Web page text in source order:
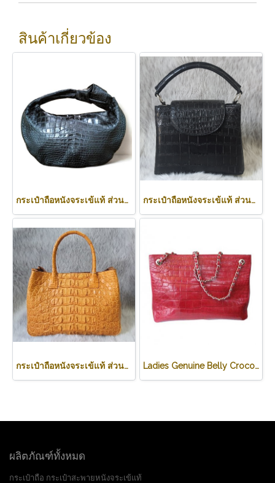
สินค้าเกี่ยวข้อง
กระเป๋าถือหนังจระเข้แท้ ส่วนท้อง สีดำ ทรงนิ่ม น้ำหนักเบา รหัส CODE: CRW0222H-BL กระเป๋าถือหนังจระเข้แท้ ส่วนท้อง สีดำ รหัส CRW0219H-BL
กระเป๋าถือหนังจระเข้แท้ ส่วนหลัง สีน้ำตาลอ่อน (สีแทน) รหัสCODE: CRW0218H-02-BACK-TAN Ladies Genuine Belly Crocodile Leather Shoulder Bag in Red Crocodile Skin #CRW213H
ผลิตภัณฑ์ทั้งหมด
กระเป๋าถือ กระเป๋าสะพายหนังจระเข้แท้